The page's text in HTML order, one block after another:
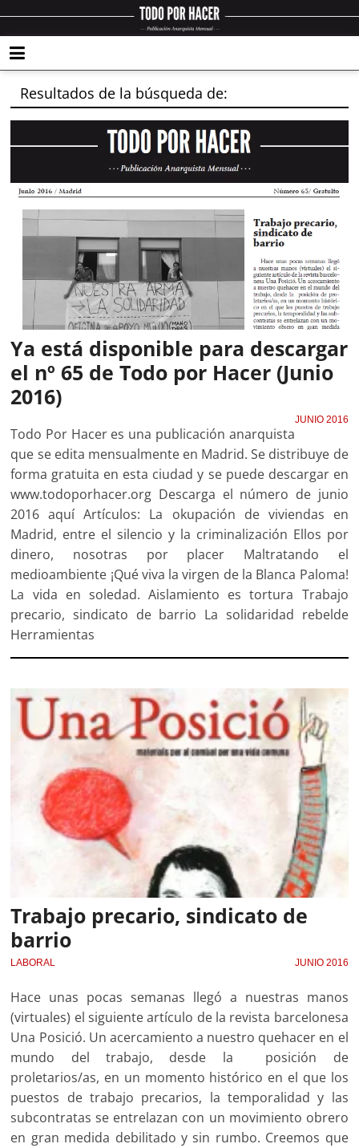
Resultados de la búsqueda de:
Ya está disponible para descargar
el nº 65 de Todo por Hacer (Junio
2016)
JUNIO 2016
Todo Por Hacer es una publicación anarquista
que se edita mensualmente en Madrid. Se distribuye de
forma gratuita en esta ciudad y se puede descargar en
www.todoporhacer.org Descarga el número de junio
2016 aquí Artículos: La okupación de viviendas en
Madrid, entre el silencio y la criminalización Ellos por
dinero, nosotras por placer Maltratando el
medioambiente ¡Qué viva la virgen de la Blanca Paloma!
La vida en soledad. Aislamiento es tortura Trabajo
precario, sindicato de barrio La solidaridad rebelde
Herramientas
Trabajo precario, sindicato de
barrio
LABORAL JUNIO 2016
Hace unas pocas semanas llegó a nuestras manos
(virtuales) el siguiente artículo de la revista barcelonesa
Una Posició. Un acercamiento a nuestro quehacer en el
mundo del trabajo, desde la posición de
proletarios/as, en un momento histórico en el que los
puestos de trabajo precarios, la temporalidad y las
subcontratas se entrelazan con un movimiento obrero
en gran medida debilitado y sin rumbo. Creemos que